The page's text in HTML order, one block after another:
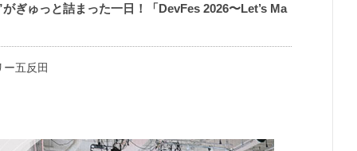
ぎゅっと詰まった一日！「DevFes 2026〜Let’s Ma
五反田